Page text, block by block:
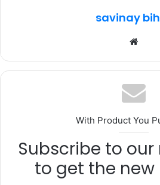
savinay
With Product You
Subscribe to
to get the